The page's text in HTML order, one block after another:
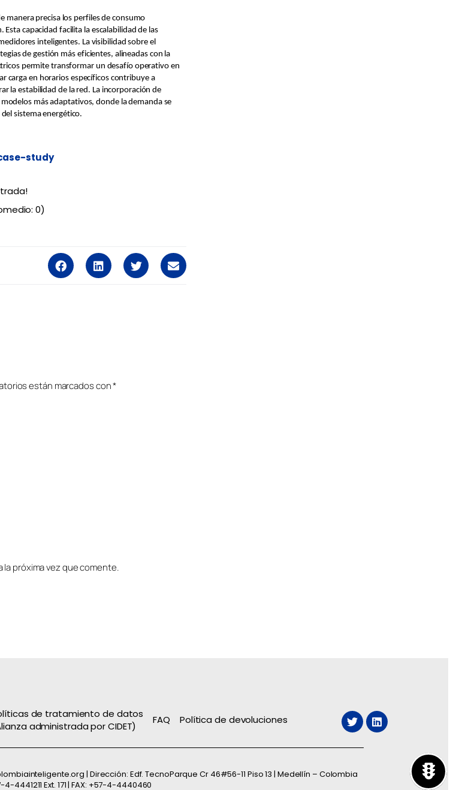
manera precisa los perfiles de consumo
capacidad facilita la escalabilidad de las
inteligentes. La visibilidad sobre el
de gestión más eficientes, alineadas con la
permite transformar un desafío operativo en
carga en horarios específicos contribuye a
la estabilidad de la red. La incorporación de
más adaptativos, donde la demanda se
sistema energético.
study
0)
están marcados con*
próxima vez que comente.
de tratamiento de datos
administrada por CIDET)
FAQ Política de devoluciones
| Dirección: Edf. TecnoParque Cr 46#56-11 Piso 13 | Medellín – Colombia
4441211 Ext. 171 | FAX: +57-4-4440460